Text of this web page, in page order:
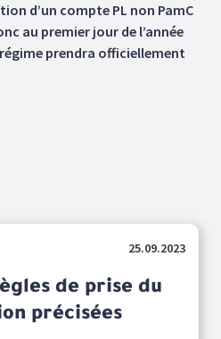
d’un compte PL non PamC
au premier jour de l’année
prendra officiellement
25.09.2023
de prise du
précisées